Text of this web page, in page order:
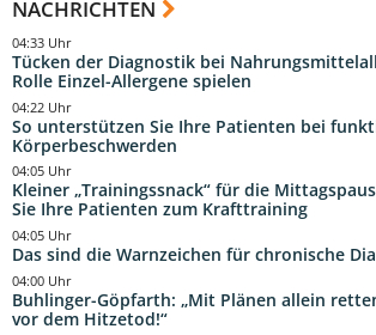
NACHRICHTEN
Tücken der Diagnostik bei
Rolle Einzel-Allergene spielen
04:33 Uhr
So unterstützen Sie Ihre Patienten bei
Körperbeschwerden
04:22 Uhr
Kleiner „Trainingssnack“ für die
Sie Ihre Patienten zum Krafttraining
04:05 Uhr
Das sind die Warnzeichen für chronische
04:05 Uhr
Buhlinger-Göpfarth: „Mit Plänen allein
vor dem Hitzetod!“
04:00 Uhr